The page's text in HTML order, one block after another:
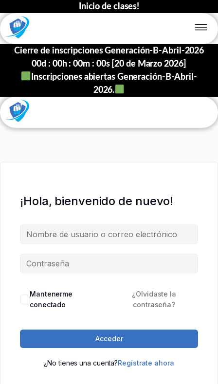
Inicio de clases!
Cierre de inscripciones Generación-B-Abril-2026
00d : 00h :00m : 00s [20 de Marzo 2026]
Inscripciones abiertas Generación-B-Abril-
2026.
¡Hola, bienvenido de nuevo!
Mantenerme
conectado
¿Olvidaste la
contraseña?
Acceder
¿No tienes una cuenta?Regístrate ahora